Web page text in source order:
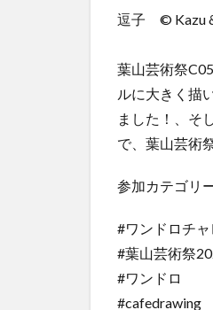
逗子 ©︎ Kazu
葉山芸術祭
ルに大きく描
ました！、そ
で、葉山芸術
参加カテゴリ
#ワンドロチ
#葉山芸術祭
#ワンドロ
#cafedrawing